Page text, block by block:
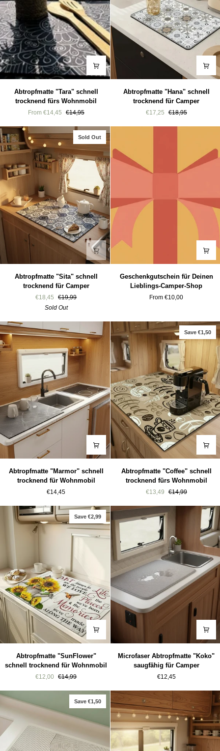
Abtropfmatte
trocknend
fürs
Wohnmobil
Abtropfmatte "Tara" schnell
trocknend fürs Wohnmobil
From €14,45 €14,95
Abtropfmatte
für
Abtropfmatte "Hana" schnell
trocknend für Camper
€17,25 €18,95
Sold Out
Abtropfmatte "Sita" schnell
trocknend für Camper
€18,45
€19,99
Sold Out
Geschenkgutschein für Deinen
Lieblings-Camper-Shop
From €10,00
Abtropfmatte
"Marmor"
für
Wohnmobil
Abtropfmatte "Marmor" schnell
trocknend für Wohnmobil
€14,45
Save €1,50
Abtropfmatte
"Coffee"
fürs
Wohnmobil
Abtropfmatte "Coffee" schnell
trocknend fürs Wohnmobil
€13,49 €14,99
Save €2,99
"SunFlower"
schnell
Wohnmobil
Abtropfmatte "SunFlower"
schnell trocknend für Wohnmobil
€12,00 €14,99
Abtropfmatte
"Koko"
Camper
Microfaser Abtropfmatte "Koko"
saugfähig für Camper
€12,45
Save €1,50